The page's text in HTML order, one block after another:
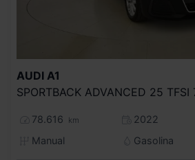
AUDI A1
78.616 km
2022
Manual
Gasolina